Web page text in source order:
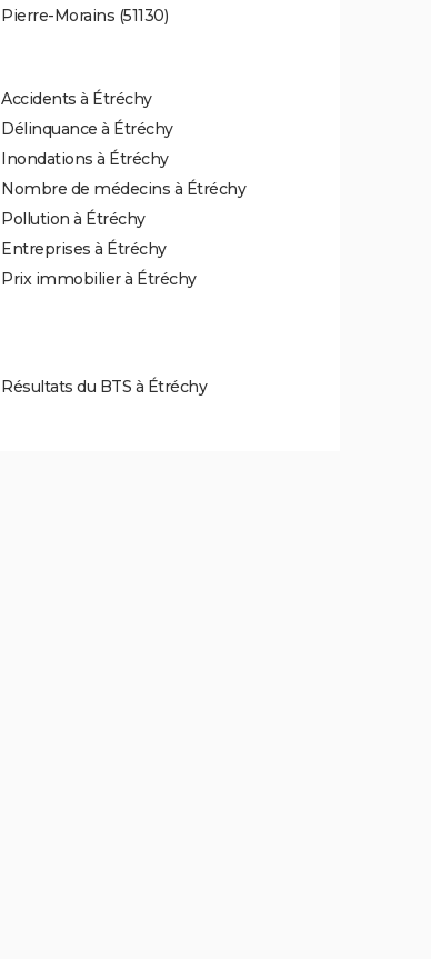
Pierre-Morains (51130)
Accidents à Étréchy
Délinquance à Étréchy
Inondations à Étréchy
Nombre de médecins à Étréchy
Pollution à Étréchy
Entreprises à Étréchy
Prix immobilier à Étréchy
Résultats du BTS à Étréchy